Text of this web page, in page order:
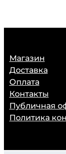
Магазин
Доставка
Оплата
Контакты
Публичная
Политика